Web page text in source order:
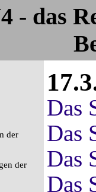
- das
der
der
Das
Das
Das
Das